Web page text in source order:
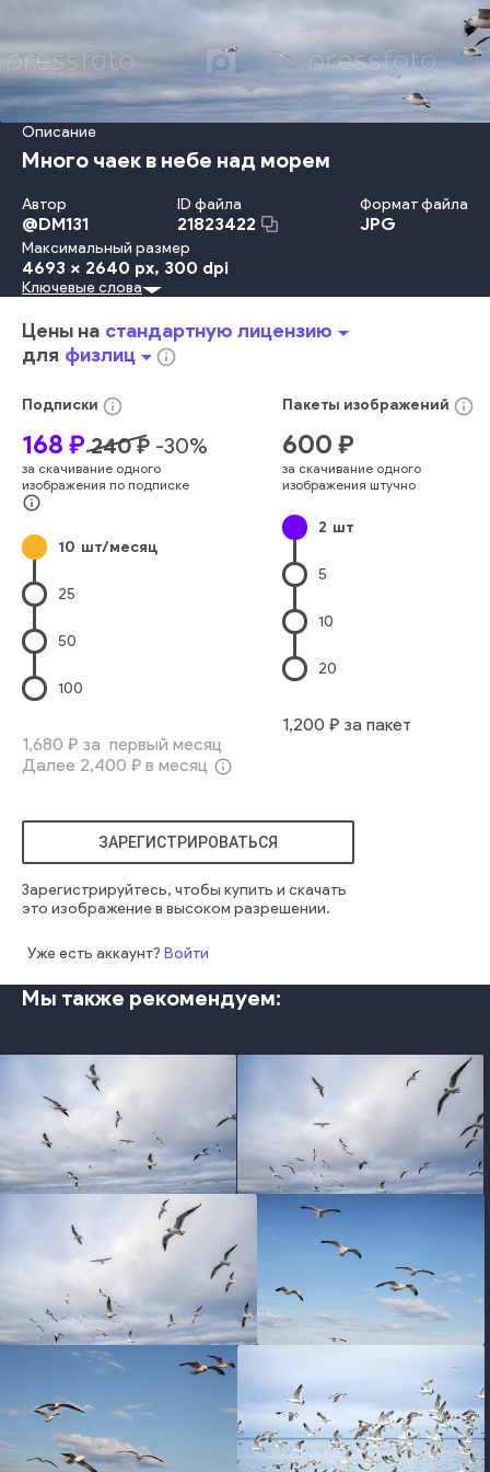
Описание
Много чаек в небе над морем
Автор
@DM131
ID файла
21823422
Формат файла
JPG
Максимальный размер
4693 x 2640 px, 300 dpi
На Открытом Воздухе
Спред Чайка Планировать голубой яркий
океан
дикий
свободный
навесить
крыло
золото
водоплавающая птица
Ключевые слова
Цены на стандартную лицензиюarrow_drop_down
для физлицarrow_drop_downinfo_outline
Подписки info_outline
168 ₽ 240₽ -30%
за скачивание одного
изображения по подписке
info_outline
10 шт/месяц
25
50
100
1,680 ₽ за первый месяц
Далее 2,400 ₽ в месяц info_outline
Пакеты изображений info_outline
600 ₽
за скачивание одного
изображения штучно
2 шт
5
10
20
1,200 ₽ за пакет
ЗАРЕГИСТРИРОВАТЬСЯ
Зарегистрируйтесь, чтобы купить и скачать
это изображение в высоком разрешении.
Уже есть аккаунт? Войти
Мы также рекомендуем:
photo photo
photo photo